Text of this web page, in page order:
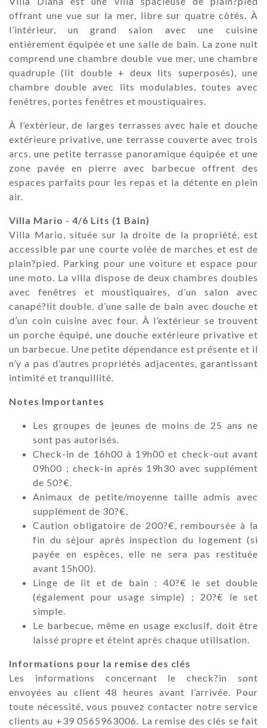
offrant une vue sur la mer, libre sur quatre côtés. À
l’intérieur, un grand salon avec une cuisine
entièrement équipée et une salle de bain. La zone nuit
comprend une chambre double vue mer, une chambre
quadruple (lit double + deux lits superposés), une
chambre double avec lits modulables, toutes avec
fenêtres, portes fenêtres et moustiquaires.
À l’extérieur, de larges terrasses avec haie et douche
extérieure privative, une terrasse couverte avec trois
arcs, une petite terrasse panoramique équipée et une
zone pavée en pierre avec barbecue offrent des
espaces parfaits pour les repas et la détente en plein
air.
Villa Mario - 4/6 Lits (1 Bain)
Villa Mario, située sur la droite de la propriété, est
accessible par une courte volée de marches et est de
plain?pied. Parking pour une voiture et espace pour
une moto. La villa dispose de deux chambres doubles
avec fenêtres et moustiquaires, d’un salon avec
canapé?lit double, d’une salle de bain avec douche et
d’un coin cuisine avec four. À l’extérieur se trouvent
un porche équipé, une douche extérieure privative et
un barbecue. Une petite dépendance est présente et il
n’y a pas d’autres propriétés adjacentes, garantissant
intimité et tranquillité.
Notes Importantes
Les groupes de jeunes de moins de 25 ans ne
sont pas autorisés.
Check-in de 16h00 à 19h00 et check-out avant
09h00 ; check-in après 19h30 avec supplément
de 50?€.
Animaux de petite/moyenne taille admis avec
supplément de 30?€.
Caution obligatoire de 200?€, remboursée à la
fin du séjour après inspection du logement (si
payée en espèces, elle ne sera pas restituée
avant 15h00).
Linge de lit et de bain : 40?€ le set double
(également pour usage simple) ; 20?€ le set
simple.
Le barbecue, même en usage exclusif, doit être
laissé propre et éteint après chaque utilisation.
Informations pour la remise des clés
Les informations concernant le check?in sont
envoyées au client 48 heures avant l’arrivée. Pour
toute nécessité, vous pouvez contacter notre service
clients au +39 0565963006. La remise des clés se fait